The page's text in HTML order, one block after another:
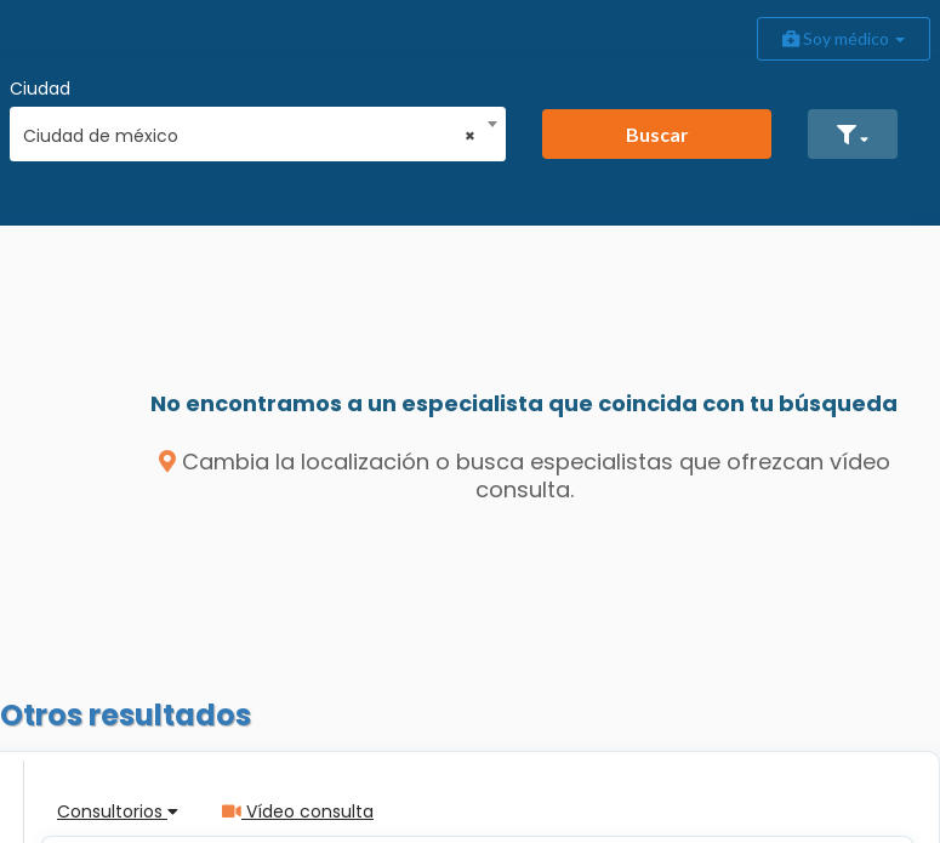
Soy médico
Ciudad
×
Ciudad de méxico Buscar
No encontramos a un especialista que coincida con tu búsqueda
Cambia la localización o busca especialistas que ofrezcan vídeo
consulta.
Otros resultados
Consultorios Vídeo consulta